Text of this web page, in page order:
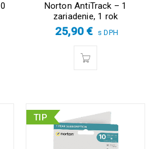
Norton AntiTrack – 1
zariadenie, 1 rok
25,90€ s DPH
TIP